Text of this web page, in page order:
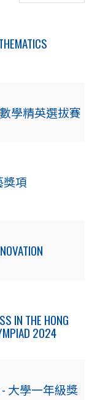
學精英選拔賽
獎項
IN THE HONG
2024
大學一年級獎